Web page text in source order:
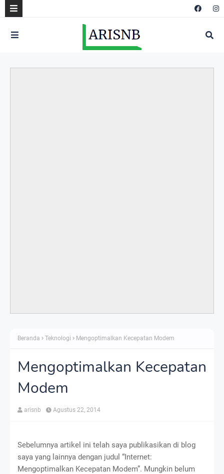
Beranda Teknologi Mengoptimalkan Kecepatan Modem
Mengoptimalkan Kecepatan
Modem
arisnb Agustus 22, 2014
Sebelumnya artikel ini telah saya publikasikan di blog
saya yang lainnya dengan judul “Internet:
Mengoptimalkan Kecepatan Modem”. Mungkin belum